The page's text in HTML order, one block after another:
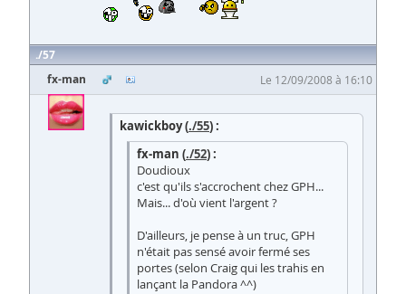
57
fx-man
Le 12/09/2008 à 16:10
kawickboy (./55) :
fx-man (./52) :
Doudioux
c'est qu'ils s'accrochent chez GPH...
Mais... d'où vient l'argent ?
D'ailleurs, je pense à un truc, GPH
n'était pas sensé avoir fermé ses
portes (selon Craig qui les trahis en
lançant la Pandora ^^)